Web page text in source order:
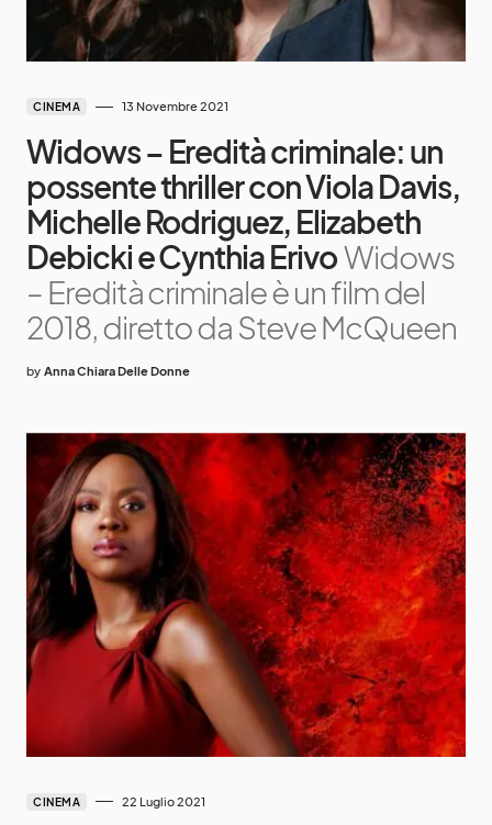
CINEMA 13 Novembre 2021
Widows – Eredità criminale: un
possente thriller con Viola Davis,
Michelle Rodriguez, Elizabeth
Debicki e Cynthia ErivoWidows
– Eredità criminale è un film del
2018, diretto da Steve McQueen
by Anna Chiara Delle Donne
CINEMA 22 Luglio 2021